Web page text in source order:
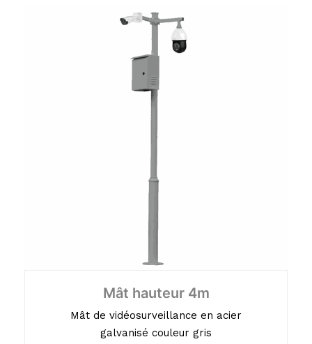
Mât hauteur 4m
Mât de vidéosurveillance en acier
galvanisé couleur gris